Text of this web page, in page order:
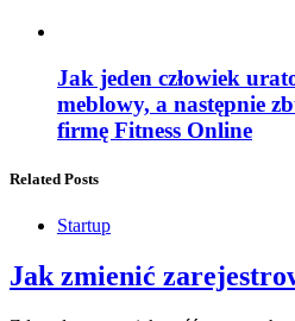
Jak jeden człowiek
meblowy, a następnie
firmę Fitness Online
Related Posts
Startup
Jak zmienić